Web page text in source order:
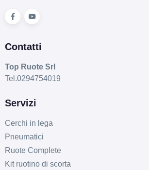
Contatti
Top Ruote Srl
Tel.0294754019
Servizi
Cerchi in lega
Pneumatici
Ruote Complete
Kit ruotino di scorta